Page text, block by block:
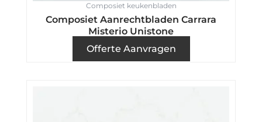
Composiet keukenbladen
Composiet Aanrechtbladen Carrara
Misterio Unistone
Offerte Aanvragen